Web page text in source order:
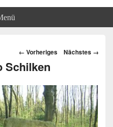
Bilder-
Navigation
← Vorheriges Nächstes →
Schilken